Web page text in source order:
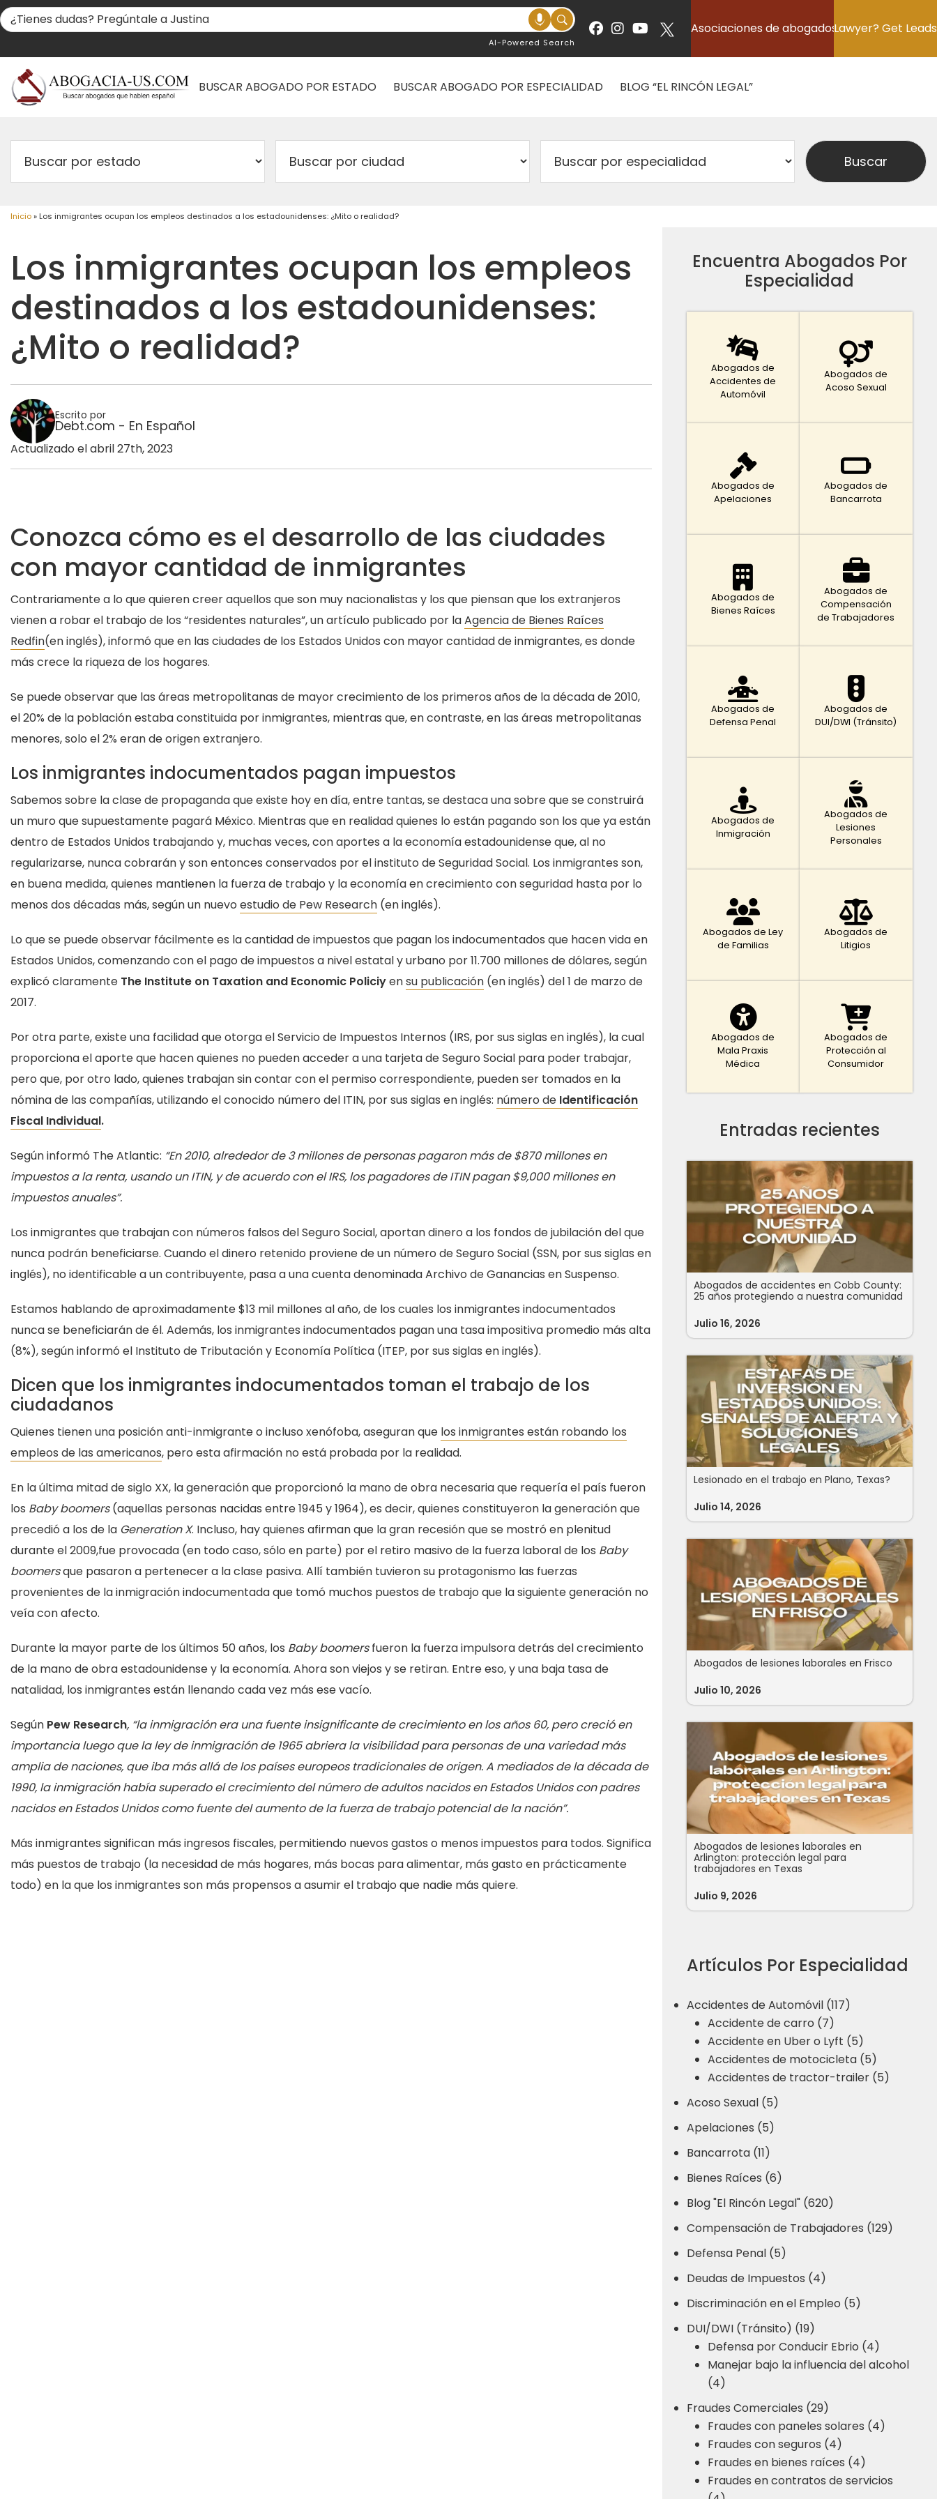
AI-Powered Search
Asociaciones de abogadosLawyer? Get Leads
BUSCAR ABOGADO POR ESTADO BUSCAR ABOGADO POR ESPECIALIDAD BLOG “EL RINCÓN LEGAL”
Inicio» Los inmigrantes ocupan los empleos destinados a los estadounidenses: ¿Mito o realidad?
Los inmigrantes ocupan los empleos
destinados a los estadounidenses:
¿Mito o realidad?
Escrito por
Debt.com - En Español
Actualizado el abril 27th, 2023
Conozca cómo es el desarrollo de las ciudades
con mayor cantidad de inmigrantes
Contrariamente a lo que quieren creer aquellos que son muy nacionalistas y los que piensan que los extranjeros
vienen a robar el trabajo de los “residentes naturales”, un artículo publicado por laAgencia de Bienes Raíces
Redfin(en inglés), informó que en las ciudades de los Estados Unidos con mayor cantidad de inmigrantes, es donde
más crece la riqueza de los hogares.
Se puede observar que las áreas metropolitanas de mayor crecimiento de los primeros años de la década de 2010,
el 20% de la población estaba constituida por inmigrantes, mientras que, en contraste, en las áreas metropolitanas
menores, solo el 2% eran de origen extranjero.
Los inmigrantes indocumentados pagan impuestos
Sabemos sobre la clase de propaganda que existe hoy en día, entre tantas, se destaca una sobre que se construirá
un muro que supuestamente pagará México. Mientras que en realidad quienes lo están pagando son los que ya están
dentro de Estados Unidos trabajando y, muchas veces, con aportes a la economía estadounidense que, al no
regularizarse, nunca cobrarán y son entonces conservados por el instituto de Seguridad Social. Los inmigrantes son,
en buena medida, quienes mantienen la fuerza de trabajo y la economía en crecimiento con seguridad hasta por lo
menos dos décadas más, según un nuevo estudio de Pew Research (en inglés).
Lo que se puede observar fácilmente es la cantidad de impuestos que pagan los indocumentados que hacen vida en
Estados Unidos, comenzando con el pago de impuestos a nivel estatal y urbano por 11.700 millones de dólares, según
explicó claramente The Institute on Taxation and Economic Policiyensu publicación (en inglés) del 1 de marzo de
2017.
Por otra parte, existe una facilidad que otorga el Servicio de Impuestos Internos (IRS, por sus siglas en inglés), la cual
proporciona el aporte que hacen quienes no pueden acceder a una tarjeta de Seguro Social para poder trabajar,
pero que, por otro lado, quienes trabajan sin contar con el permiso correspondiente, pueden ser tomados en la
nómina de las compañías, utilizando el conocido número del ITIN, por sus siglas en inglés: número de Identificación
Fiscal Individual.
Según informó The Atlantic: “En 2010, alrededor de 3 millones de personas pagaron más de $870 millones en
impuestos a la renta, usando un ITIN, y de acuerdo con el IRS, los pagadores de ITIN pagan $9,000 millones en
impuestos anuales”.
Los inmigrantes que trabajan con números falsos del Seguro Social, aportan dinero a los fondos de jubilación del que
nunca podrán beneficiarse. Cuando el dinero retenido proviene de un número de Seguro Social (SSN, por sus siglas en
inglés), no identificable a un contribuyente, pasa a una cuenta denominada Archivo de Ganancias en Suspenso.
Estamos hablando de aproximadamente $13 mil millones al año, de los cuales los inmigrantes indocumentados
nunca se beneficiarán de él. Además, los inmigrantes indocumentados pagan una tasa impositiva promedio más alta
(8%), según informó el Instituto de Tributación y Economía Política (ITEP, por sus siglas en inglés).
Dicen que los inmigrantes indocumentados toman el trabajo de los
ciudadanos
Quienes tienen una posición anti-inmigrante o incluso xenófoba, aseguran que los inmigrantes están robando los
empleos de las americanos, pero esta afirmación no está probada por la realidad.
En la última mitad de siglo XX, la generación que proporcionó la mano de obra necesaria que requería el país fueron
los Baby boomers(aquellas personas nacidas entre 1945 y 1964), es decir, quienes constituyeron la generación que
precedió a los de la Generation X. Incluso, hay quienes afirman que la gran recesión que se mostró en plenitud
durante el 2009,fue provocada (en todo caso, sólo en parte) por el retiro masivo de la fuerza laboral de los Baby
boomersque pasaron a pertenecer a la clase pasiva. Allí también tuvieron su protagonismo las fuerzas
provenientes de la inmigración indocumentada que tomó muchos puestos de trabajo que la siguiente generación no
veía con afecto.
Durante la mayor parte de los últimos 50 años, los Baby boomersfueron la fuerza impulsora detrás del crecimiento
de la mano de obra estadounidense y la economía. Ahora son viejos y se retiran. Entre eso, y una baja tasa de
natalidad, los inmigrantes están llenando cada vez más ese vacío.
Según Pew Research, “la inmigración era una fuente insignificante de crecimiento en los años 60, pero creció en
importancia luego que la ley de inmigración de 1965 abriera la visibilidad para personas de una variedad más
amplia de naciones, que iba más allá de los países europeos tradicionales de origen. A mediados de la década de
1990, la inmigración había superado el crecimiento del número de adultos nacidos en Estados Unidos con padres
nacidos en Estados Unidos como fuente del aumento de la fuerza de trabajo potencial de la nación”.
Más inmigrantes significan más ingresos fiscales, permitiendo nuevos gastos o menos impuestos para todos. Significa
más puestos de trabajo (la necesidad de más hogares, más bocas para alimentar, más gasto en prácticamente
todo) en la que los inmigrantes son más propensos a asumir el trabajo que nadie más quiere.
Encuentra Abogados Por
Especialidad
Abogados de
Accidentes de
Automóvil
Abogados de
Acoso Sexual
Abogados de
Apelaciones
Abogados de
Bancarrota
Abogados de
Bienes Raíces
Abogados de
Compensación
de Trabajadores
Abogados de
Defensa Penal
Abogados de
DUI/DWI (Tránsito)
Abogados de
Inmigración
Abogados de
Lesiones
Personales
Abogados de Ley
de Familias
Abogados de
Litigios
Abogados de
Mala Praxis
Médica
Abogados de
Protección al
Consumidor
Entradas recientes
Abogados de accidentes en Cobb County:
25 años protegiendo a nuestra comunidad
Julio 16, 2026
Lesionado en el trabajo en Plano, Texas?
Julio 14, 2026
Abogados de lesiones laborales en Frisco
Julio 10, 2026
Abogados de lesiones laborales en
Arlington: protección legal para
trabajadores en Texas
Julio 9, 2026
Artículos Por Especialidad
Accidentes de Automóvil (117)
Accidente de carro (7)
Accidente en Uber o Lyft (5)
Accidentes de motocicleta (5)
Accidentes de tractor-trailer (5)
Acoso Sexual (5)
Apelaciones (5)
Bancarrota (11)
Bienes Raíces (6)
Blog "El Rincón Legal" (620)
Compensación de Trabajadores (129)
Defensa Penal (5)
Deudas de Impuestos (4)
Discriminación en el Empleo (5)
DUI/DWI (Tránsito) (19)
Defensa por Conducir Ebrio (4)
Manejar bajo la influencia del alcohol
(4)
Fraudes Comerciales (29)
Fraudes con paneles solares (4)
Fraudes con seguros (4)
Fraudes en bienes raíces (4)
Fraudes en contratos de servicios